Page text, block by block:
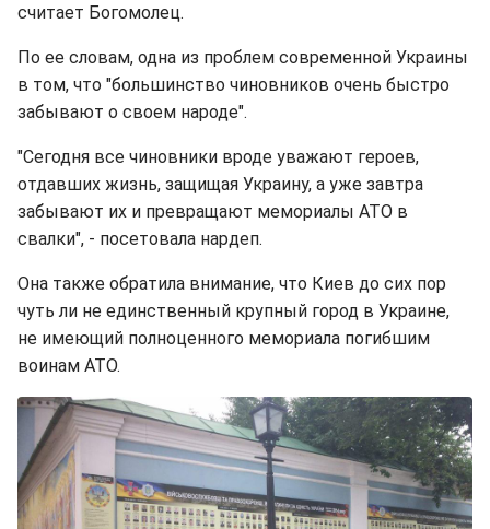
считает Богомолец.
По ее словам, одна из проблем современной Украины
в том, что "большинство чиновников очень быстро
забывают о своем народе".
"Сегодня все чиновники вроде уважают героев,
отдавших жизнь, защищая Украину, а уже завтра
забывают их и превращают мемориалы АТО в
свалки", - посетовала нардеп.
Она также обратила внимание, что Киев до сих пор
чуть ли не единственный крупный город в Украине,
не имеющий полноценного мемориала погибшим
воинам АТО.